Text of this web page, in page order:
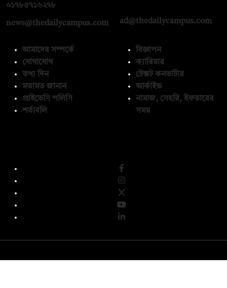
০১৭৮৫৭১৬২৭৮
news@thedailycampus.com ad@thedailycampus.com
আমাদের সম্পর্কে
যোগাযোগ
তথ্য দিন
মতামত জানান
প্রাইভেসি পলিসি
শর্তাবলি
বিজ্ঞাপন
ক্যারিয়ার
টেক্সট কনভার্টার
আর্কাইভ
নামাজ, সেহরি, ইফতারের
সময়